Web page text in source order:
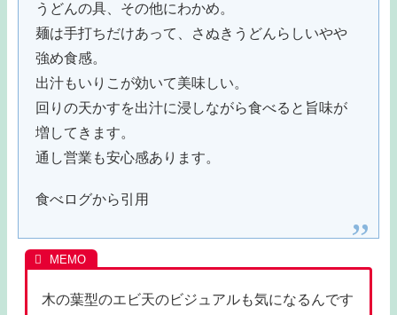
うどんの具、その他にわかめ。
麺は手打ちだけあって、さぬきうどんらしいやや
強め食感。
出汁もいりこが効いて美味しい。
回りの天かすを出汁に浸しながら食べると旨味が
増してきます。
通し営業も安心感あります。
食べログから引用
木の葉型のエビ天のビジュアルも気になるんです